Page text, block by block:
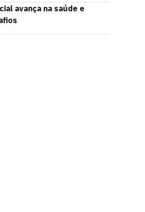
avança na saúde e